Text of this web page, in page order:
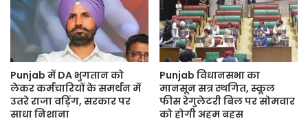
सामग्री
पर
Punjab में DA भुगतान को
लेकर कर्मचारियों के समर्थन में
उतरे राजा वड़िंग, सरकार पर
साधा निशाना
Punjab विधानसभा का
मानसून सत्र स्थगित, स्कूल
फीस रेगुलेटरी बिल पर सोमवार
को होगी अहम बहस